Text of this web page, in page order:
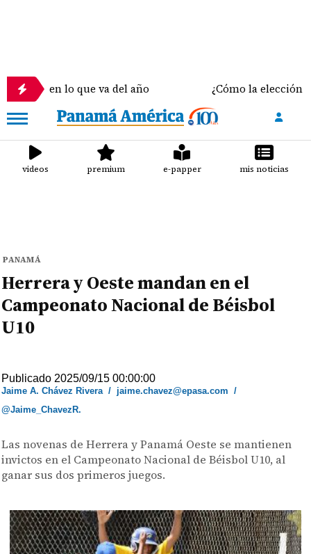
lo que va del año ¿Cómo la elección del
videos premium e-papper mis noticias
PANAMÁ
Herrera y Oeste mandan en el
Campeonato Nacional de Béisbol
U10
Publicado 2025/09/15 00:00:00
Jaime A. Chávez Rivera/ jaime.chavez@epasa.com /
@Jaime_ChavezR.
Las novenas de Herrera y Panamá Oeste se mantienen
invictos en el Campeonato Nacional de Béisbol U10, al
ganar sus dos primeros juegos.